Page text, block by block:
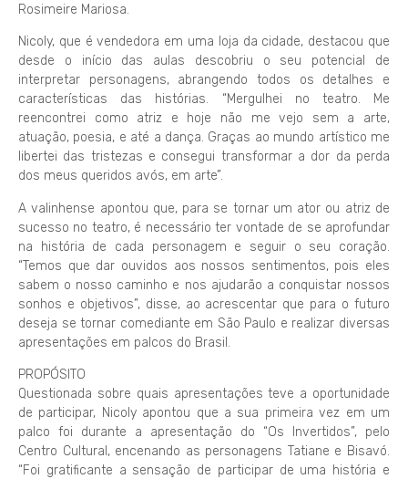
Rosimeire Mariosa.
Nicoly, que é vendedora em uma loja da cidade, destacou que
desde o início das aulas descobriu o seu potencial de
interpretar personagens, abrangendo todos os detalhes e
características das histórias. “Mergulhei no teatro. Me
reencontrei como atriz e hoje não me vejo sem a arte,
atuação, poesia, e até a dança. Graças ao mundo artístico me
libertei das tristezas e consegui transformar a dor da perda
dos meus queridos avós, em arte”.
A valinhense apontou que, para se tornar um ator ou atriz de
sucesso no teatro, é necessário ter vontade de se aprofundar
na história de cada personagem e seguir o seu coração.
“Temos que dar ouvidos aos nossos sentimentos, pois eles
sabem o nosso caminho e nos ajudarão a conquistar nossos
sonhos e objetivos”, disse, ao acrescentar que para o futuro
deseja se tornar comediante em São Paulo e realizar diversas
apresentações em palcos do Brasil.
PROPÓSITO
Questionada sobre quais apresentações teve a oportunidade
de participar, Nicoly apontou que a sua primeira vez em um
palco foi durante a apresentação do “Os Invertidos”, pelo
Centro Cultural, encenando as personagens Tatiane e Bisavó.
“Foi gratificante a sensação de participar de uma história e